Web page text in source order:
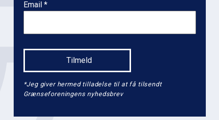
Email
*Jeg giver hermed tilladelse til at få tilsendt
Grænseforeningens nyhedsbrev